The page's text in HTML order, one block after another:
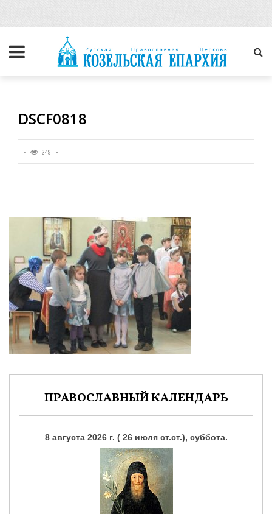
DSCF0818
249
ПРАВОСЛАВНЫЙ КАЛЕНДАРЬ
8 августа 2026 г. ( 26 июля ст.ст.), суббота.